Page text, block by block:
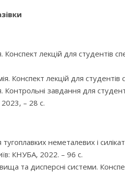
Конспект лекцій для студентів
Конспект лекцій для
Контрольні завдання для
– 28 с.
тугоплавких неметалевих і
КНУБА, 2022. – 96 с.
та дисперсні системи.